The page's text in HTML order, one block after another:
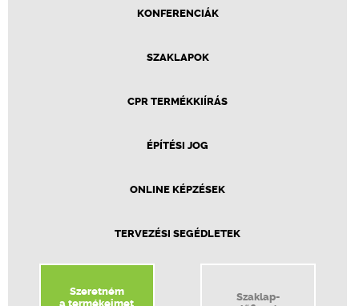
KONFERENCIÁK
SZAKLAPOK
CPR TERMÉKKIÍRÁS
ÉPÍTÉSI JOG
ONLINE KÉPZÉSEK
TERVEZÉSI SEGÉDLETEK
Szeretném
a termékeimet
Szaklap-